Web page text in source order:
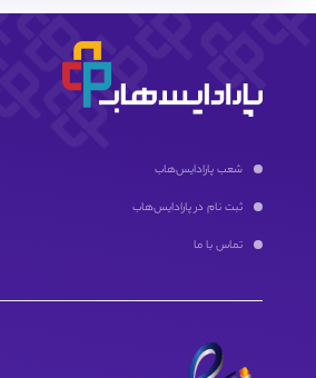
شعب پارادایس‌هاب
ثبت نام در پارادایس‌هاب
تماس با ما